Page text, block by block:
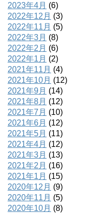
2023年4月 (6)
2022年12月 (3)
2022年11月 (5)
2022年3月 (8)
2022年2月 (6)
2022年1月 (2)
2021年11月 (4)
2021年10月 (12)
2021年9月 (14)
2021年8月 (12)
2021年7月 (10)
2021年6月 (12)
2021年5月 (11)
2021年4月 (12)
2021年3月 (13)
2021年2月 (16)
2021年1月 (15)
2020年12月 (9)
2020年11月 (5)
2020年10月 (8)